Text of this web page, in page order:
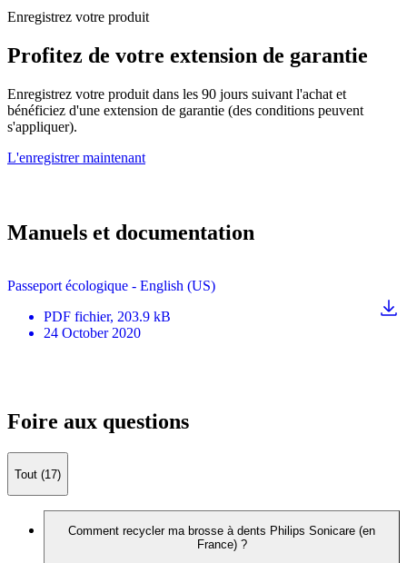
Enregistrez votre produit
Profitez de votre extension de garantie
Enregistrez votre produit dans les 90 jours suivant l'achat et
bénéficiez d'une extension de garantie (des conditions peuvent
s'appliquer).
L'enregistrer maintenant
Manuels et documentation
Passeport écologique - English (US)
PDF fichier, 203.9 kB
24 October 2020
Foire aux questions
Tout (17)
Comment recycler ma brosse à dents Philips Sonicare (en
France) ?